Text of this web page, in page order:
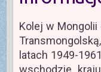
Kolej w Mongolii
latach 1949-